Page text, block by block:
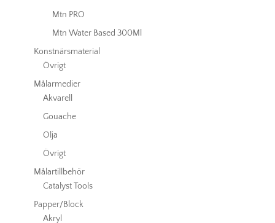
Mtn PRO
Mtn Water Based 300Ml
Konstnärsmaterial
Övrigt
Målarmedier
Akvarell
Gouache
Olja
Övrigt
Målartillbehör
Catalyst Tools
Papper/Block
Akryl